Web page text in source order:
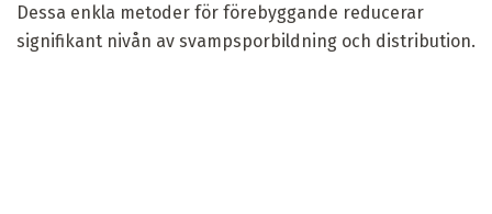
Dessa enkla metoder för förebyggande reducerar
signifikant nivån av svampsporbildning och distribution.